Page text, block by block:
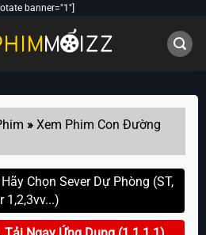
banner="1"]
»Xem Phim Con Đường
Chọn Sever Dự Phòng (ST,
1,2,3vv...)